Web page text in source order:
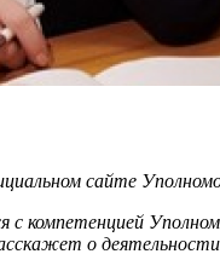
сайте
компетенцией
о